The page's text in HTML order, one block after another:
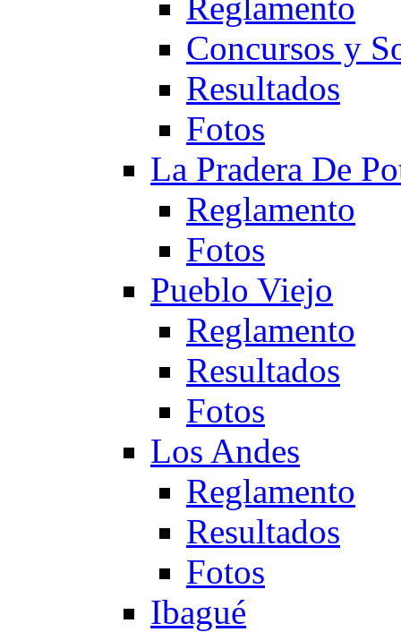
Concursos y
Resultados
Fotos
La Pradera De
Reglamento
Fotos
Pueblo Viejo
Reglamento
Resultados
Fotos
Los Andes
Reglamento
Resultados
Fotos
Ibagué